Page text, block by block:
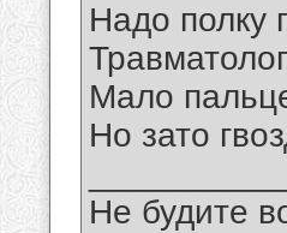
Надо полку
Мало
Но зато
Не будите